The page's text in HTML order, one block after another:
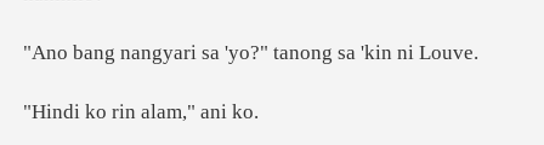
i sa 'yo?" tanong
rin alam